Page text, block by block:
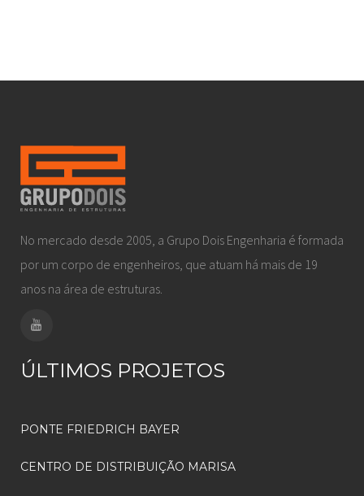
No mercado desde 2005, a Grupo Dois Engenharia é formada
por um corpo de engenheiros, que atuam há mais de 19
anos na área de estruturas.
ÚLTIMOS PROJETOS
PONTE FRIEDRICH BAYER
CENTRO DE DISTRIBUIÇÃO MARISA